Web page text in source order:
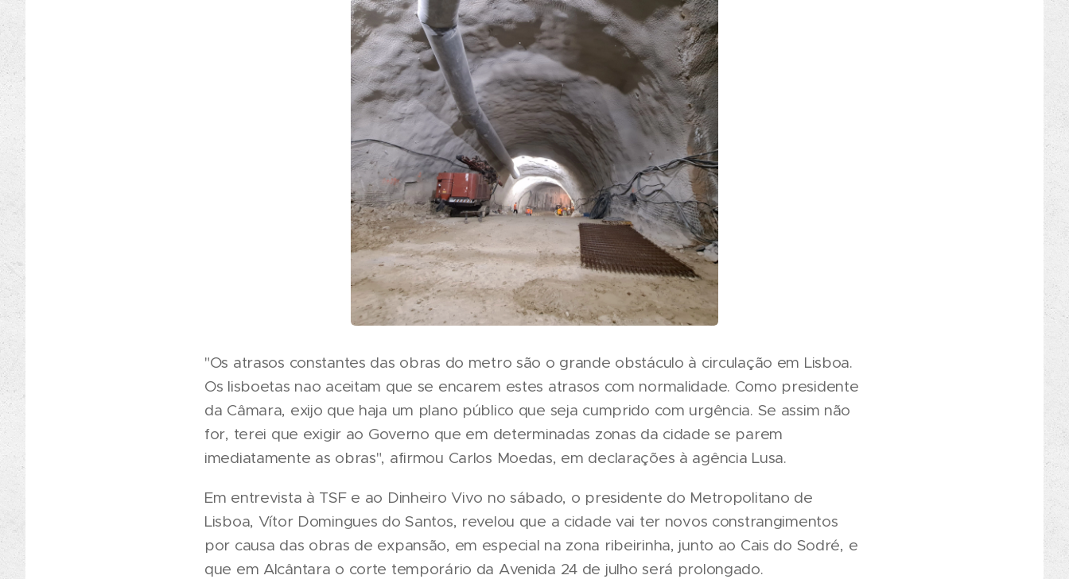
"Os atrasos constantes das obras do metro são o grande obstáculo à circulação em Lisboa.
Os lisboetas nao aceitam que se encarem estes atrasos com normalidade. Como presidente
da Câmara, exijo que haja um plano público que seja cumprido com urgência. Se assim não
for, terei que exigir ao Governo que em determinadas zonas da cidade se parem
imediatamente as obras", afirmou Carlos Moedas, em declarações à agência Lusa.
Em entrevista à TSF e ao Dinheiro Vivo no sábado, o presidente do Metropolitano de
Lisboa, Vítor Domingues do Santos, revelou que a cidade vai ter novos constrangimentos
por causa das obras de expansão, em especial na zona ribeirinha, junto ao Cais do Sodré, e
que em Alcântara o corte temporário da Avenida 24 de julho será prolongado.